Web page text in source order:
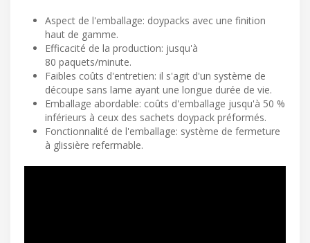
Aspect de l'emballage: doypacks avec une finition
haut de gamme.
Efficacité de la production: jusqu'à
80 paquets/minute.
Faibles coûts d'entretien: il s'agit d'un système de
découpe sans lame ayant une longue durée de vie.
Emballage abordable: coûts d'emballage jusqu'à 50 %
inférieurs à ceux des sachets doypack préformés.
Fonctionnalité de l'emballage: système de fermeture
à glissière refermable.